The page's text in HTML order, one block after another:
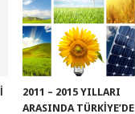
2011 – 2015 YILLARI
ARASINDA TÜRKIYE’DE